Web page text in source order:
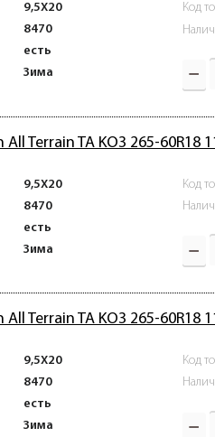
9,5X20
8470
есть
Зима
Код
Terrain TA KO3 265-60R18
9,5X20
8470
есть
Зима
Код
Terrain TA KO3 265-60R18
9,5X20
8470
есть
Зима
Код